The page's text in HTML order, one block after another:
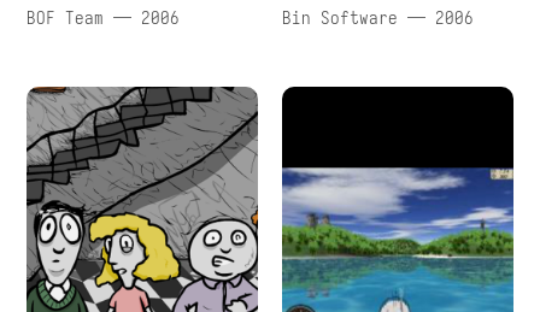
BOF Team — 2006 Bin Software — 2006